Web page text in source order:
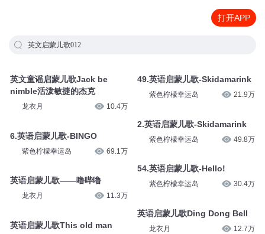
打开APP
英文启蒙儿歌012
英文童谣启蒙儿歌Jack be
nimble活泼敏捷的杰克
龙衣月 10.4万
6.英语启蒙儿歌-BINGO
紫色柠檬幸运岛 69.1万
英语启蒙儿歌——噜哔噜
龙衣月 11.3万
英语启蒙儿歌This old man
49.英语启蒙儿歌-Skidamarink
紫色柠檬幸运岛 21.9万
2.英语启蒙儿歌-Skidamarink
紫色柠檬幸运岛 49.8万
54.英语启蒙儿歌-Hello!
紫色柠檬幸运岛 30.4万
英语启蒙儿歌Ding Dong Bell
龙衣月 12.7万